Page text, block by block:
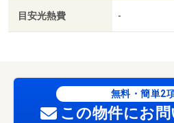
目安光熱費 -
無料・簡単2
この物件にお